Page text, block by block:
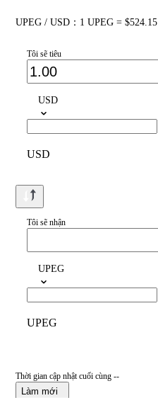
UPEG / USD：1 UPEG = $524.15
Tôi sẽ tiêu
USD
USD
Tôi sẽ nhận
UPEG
UPEG
Thời gian cập nhật cuối cùng --
Làm mới